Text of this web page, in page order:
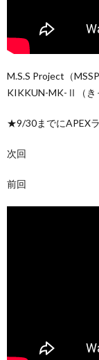
M.S.S Project（
KIKKUN-MK-Ⅱ（き
★9/30までにAPEX
次回
前回